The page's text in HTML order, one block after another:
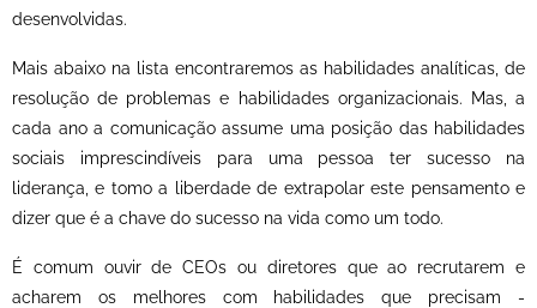
desenvolvidas.
Mais abaixo na lista encontraremos as habilidades analíticas, de
resolução de problemas e habilidades organizacionais. Mas, a
cada ano a comunicação assume uma posição das habilidades
sociais imprescindíveis para uma pessoa ter sucesso na
liderança, e tomo a liberdade de extrapolar este pensamento e
dizer que é a chave do sucesso na vida como um todo.
É comum ouvir de CEOs ou diretores que ao recrutarem e
acharem os melhores com habilidades que precisam -